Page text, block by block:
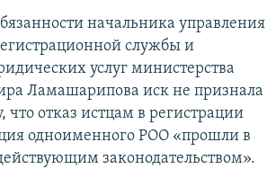
начальника управления
службы и
услуг министерства
Ламашарипова иск не признала
что отказ истцам в регистрации
одноименного РОО «прошли в
законодательством».